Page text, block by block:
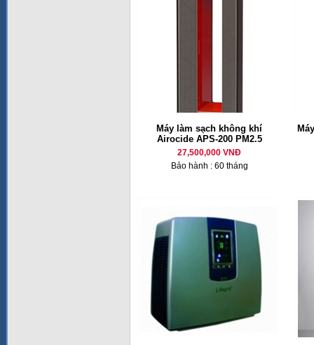
Máy làm sạch không khí
Airocide APS-200 PM2.5
27,500,000 VNĐ
Bảo hành : 60 tháng